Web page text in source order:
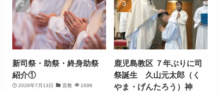
新司祭・助祭・終身助祭
紹介①
2026年7月13日 宣教 1698
鹿児島教区 ７年ぶりに司
祭誕生 久山元太郎（く
やま・げんたろう）神